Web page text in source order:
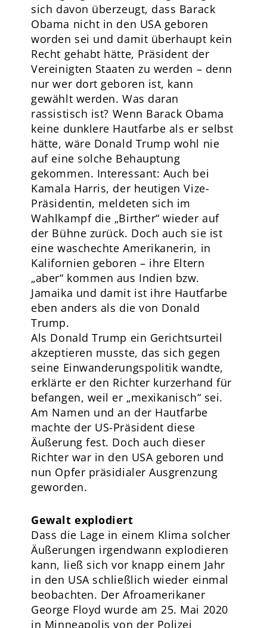
sich davon überzeugt, dass Barack
Obama nicht in den USA geboren
worden sei und damit überhaupt kein
Recht gehabt hätte, Präsident der
Vereinigten Staaten zu werden – denn
nur wer dort geboren ist, kann
gewählt werden. Was daran
rassistisch ist? Wenn Barack Obama
keine dunklere Hautfarbe als er selbst
hätte, wäre Donald Trump wohl nie
auf eine solche Behauptung
gekommen. Interessant: Auch bei
Kamala Harris, der heutigen Vize-
Präsidentin, meldeten sich im
Wahlkampf die „Birther“ wieder auf
der Bühne zurück. Doch auch sie ist
eine waschechte Amerikanerin, in
Kalifornien geboren – ihre Eltern
„aber“ kommen aus Indien bzw.
Jamaika und damit ist ihre Hautfarbe
eben anders als die von Donald
Trump.
Als Donald Trump ein Gerichtsurteil
akzeptieren musste, das sich gegen
seine Einwanderungspolitik wandte,
erklärte er den Richter kurzerhand für
befangen, weil er „mexikanisch“ sei.
Am Namen und an der Hautfarbe
machte der US-Präsident diese
Äußerung fest. Doch auch dieser
Richter war in den USA geboren und
nun Opfer präsidialer Ausgrenzung
geworden.
Gewalt explodiert
Dass die Lage in einem Klima solcher
Äußerungen irgendwann explodieren
kann, ließ sich vor knapp einem Jahr
in den USA schließlich wieder einmal
beobachten. Der Afroamerikaner
George Floyd wurde am 25. Mai 2020
in Minneapolis von der Polizei